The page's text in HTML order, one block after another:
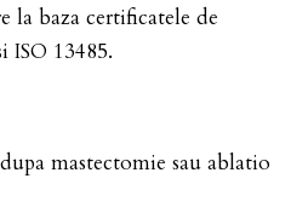
la baza certificatele de
ISO 13485.
mastectomie sau ablatio